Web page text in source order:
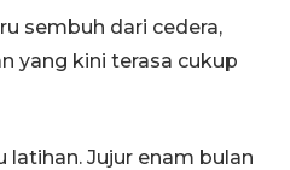
sembuh dari cedera,
yang kini terasa cukup
Jujur enam bulan